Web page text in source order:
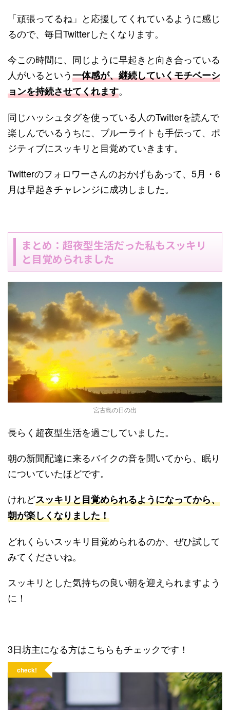
「頑張ってるね」と応援してくれているように感じ
るので、毎日Twitterしたくなります。
今この時間に、同じように早起きと向き合っている
人がいるという一体感が、継続していくモチベーシ
ョンを持続させてくれます。
同じハッシュタグを使っている人のTwitterを読んで
楽しんでいるうちに、ブルーライトも手伝って、ポ
ジティブにスッキリと目覚めていきます。
Twitterのフォロワーさんのおかげもあって、5月・6
月は早起きチャレンジに成功しました。
まとめ：超夜型生活だった私もスッキリ
と目覚められました
宮古島の日の出
長らく超夜型生活を過ごしていました。
朝の新聞配達に来るバイクの音を聞いてから、眠り
についていたほどです。
けれどスッキリと目覚められるようになってから、
朝が楽しくなりました！
どれくらいスッキリ目覚められるのか、ぜひ試して
みてくださいね。
スッキリとした気持ちの良い朝を迎えられますよう
に！
3日坊主になる方はこちらもチェックです！
check!